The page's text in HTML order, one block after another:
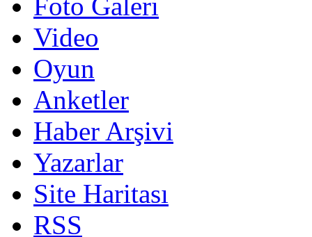
Video
Oyun
Anketler
Haber Arşivi
Yazarlar
Site Haritası
RSS